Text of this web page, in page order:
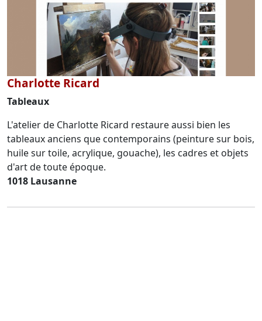
Charlotte Ricard
Tableaux
L'atelier de Charlotte Ricard restaure aussi bien les
tableaux anciens que contemporains (peinture sur bois,
huile sur toile, acrylique, gouache), les cadres et objets
d'art de toute époque.
1018 Lausanne